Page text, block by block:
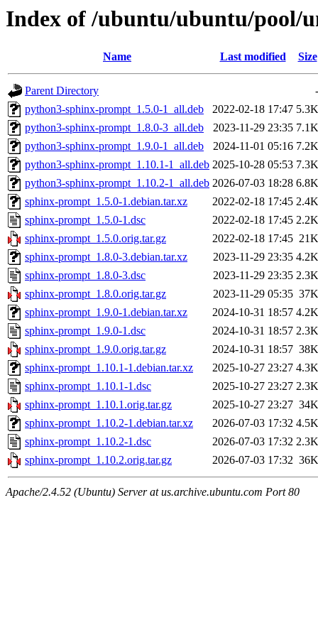
Index of /ubuntu/ubuntu/pool/
Name Last modified Size
Parent Directory
-
python3-sphinx-prompt_1.5.0-1_all.deb
2022-02-18 17:47 5.3K
python3-sphinx-prompt_1.8.0-3_all.deb
2023-11-29 23:35 7.1K
python3-sphinx-prompt_1.9.0-1_all.deb
2024-11-01 05:16 7.2K
python3-sphinx-prompt_1.10.1-1_all.deb 2025-10-28 05:53 7.3K
python3-sphinx-prompt_1.10.2-1_all.deb 2026-07-03 18:28 6.8K
sphinx-prompt_1.5.0-1.debian.tar.xz
2022-02-18 17:45 2.4K
sphinx-prompt_1.5.0-1.dsc
2022-02-18 17:45 2.2K
sphinx-prompt_1.5.0.orig.tar.gz
2022-02-18 17:45 21K
sphinx-prompt_1.8.0-3.debian.tar.xz
2023-11-29 23:35 4.2K
sphinx-prompt_1.8.0-3.dsc
2023-11-29 23:35 2.3K
sphinx-prompt_1.8.0.orig.tar.gz
2023-11-29 05:35 37K
sphinx-prompt_1.9.0-1.debian.tar.xz
2024-10-31 18:57 4.2K
sphinx-prompt_1.9.0-1.dsc
2024-10-31 18:57 2.3K
sphinx-prompt_1.9.0.orig.tar.gz
2024-10-31 18:57 38K
sphinx-prompt_1.10.1-1.debian.tar.xz
2025-10-27 23:27 4.3K
sphinx-prompt_1.10.1-1.dsc
2025-10-27 23:27 2.3K
sphinx-prompt_1.10.1.orig.tar.gz
2025-10-27 23:27 34K
sphinx-prompt_1.10.2-1.debian.tar.xz
2026-07-03 17:32 4.5K
sphinx-prompt_1.10.2-1.dsc
2026-07-03 17:32 2.3K
sphinx-prompt_1.10.2.orig.tar.gz
2026-07-03 17:32 36K
Apache/2.4.52 (Ubuntu) Server at us.archive.ubuntu.com Port 80